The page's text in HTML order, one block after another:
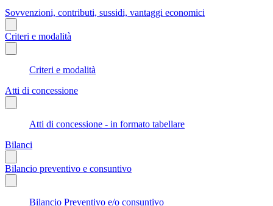
Sovvenzioni, contributi, sussidi, vantaggi economici
Criteri e modalità
Criteri e modalità
Atti di concessione
Atti di concessione - in formato tabellare
Bilanci
Bilancio preventivo e consuntivo
Bilancio Preventivo e/o consuntivo